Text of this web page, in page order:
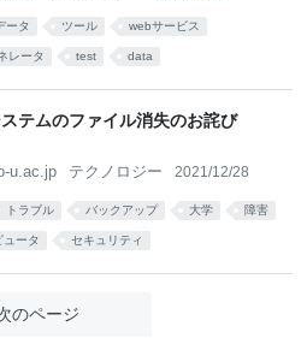
ータ ツール webサービス
レータ test data
テムのファイル消失のお詫び
u.ac.jp テクノロジー 2021/12/28
トラブル バックアップ 大学 障害
ュータ セキュリティ
のページ